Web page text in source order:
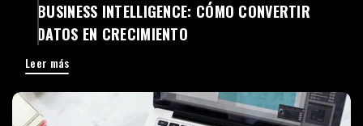
BUSINESS INTELLIGENCE: CÓMO CONVERTIR
DATOS EN CRECIMIENTO
Leer más